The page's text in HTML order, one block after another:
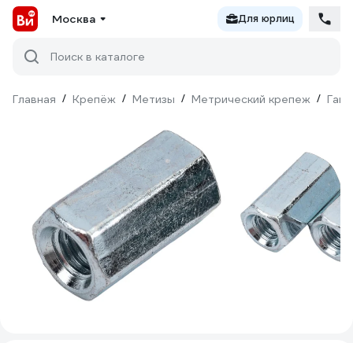
Москва Для юрлиц
Поиск в каталоге
Главная / Крепёж / Метизы / Метрический крепеж /